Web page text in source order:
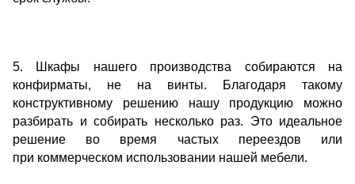
5. Шкафы нашего производства собираются на
конфирматы, не на винты. Благодаря такому
конструктивному решению нашу продукцию можно
разбирать и собирать несколько раз. Это идеальное
решение во время частых переездов или
при коммерческом использовании нашей мебели.